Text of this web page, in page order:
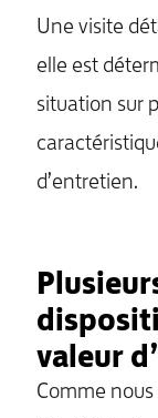
Une visite
elle est
situation sur
d’entretien.
valeur
Comme